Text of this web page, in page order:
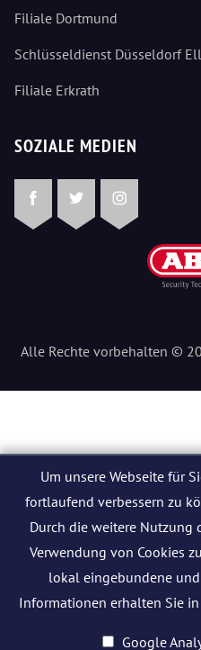
Filiale Dortmund
Schlüsseldienst Düsseldorf
Filiale Erkrath
SOZIALE MEDIEN
FacebookTwitterInstagram
Alle Rechte vorbehalten ©
Um unsere Webseite für
fortlaufend verbessern zu
Durch die weitere Nutzung
Verwendung von Cookies
lokal eingebundene und
Informationen erhalten Sie
Google